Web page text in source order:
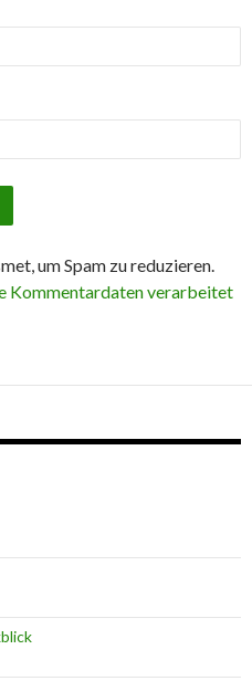
um Spam zu reduzieren.
Kommentardaten verarbeitet